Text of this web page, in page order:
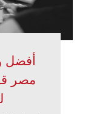
أفضل
مصر